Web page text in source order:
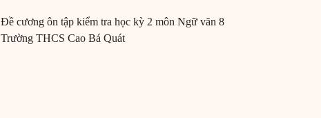
Đề cương ôn tập kiểm tra học kỳ 2 môn Ngữ văn 8
Trường THCS Cao Bá Quát